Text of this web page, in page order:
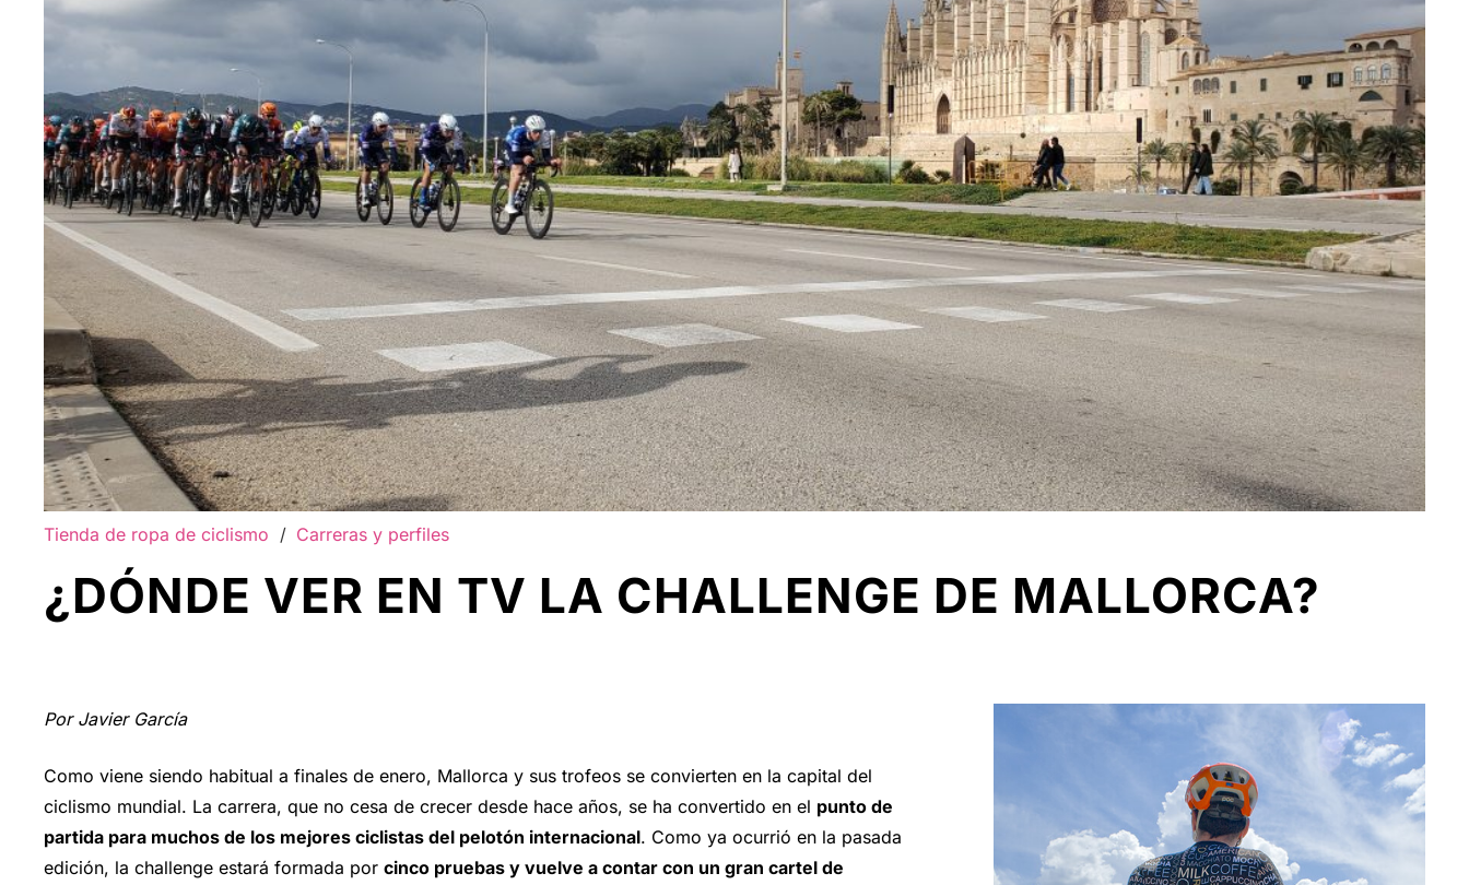
Tienda de ropa de ciclismo / Carreras y perfiles
¿DÓNDE VER EN TV LA CHALLENGE DE MALLORCA?
Por Javier García
Como viene siendo habitual a finales de enero, Mallorca y sus trofeos se convierten en la capital del
ciclismo mundial. La carrera, que no cesa de crecer desde hace años, se ha convertido en el punto de
partida para muchos de los mejores ciclistas del pelotón internacional. Como ya ocurrió en la pasada
edición, la challenge estará formada por cinco pruebas y vuelve a contar con un gran cartel de